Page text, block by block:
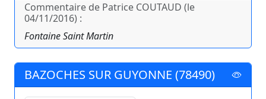
Commentaire de Patrice COUTAUD (le
04/11/2016) :
Fontaine Saint Martin
BAZOCHES SUR GUYONNE (78490)